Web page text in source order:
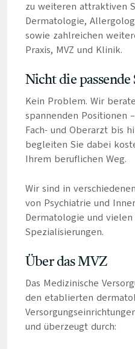
zu weiteren attraktiven
Dermatologie,
sowie zahlreichen
Praxis, MVZ und Klinik.
Nicht die passende
Kein Problem. Wir
spannenden Positionen
Fach- und Oberarzt bis
begleiten Sie dabei
Ihrem beruflichen Weg.
Wir sind in
von Psychiatrie und
Dermatologie und
Spezialisierungen.
Über das MVZ
Das Medizinische
den etablierten
und überzeugt durch: